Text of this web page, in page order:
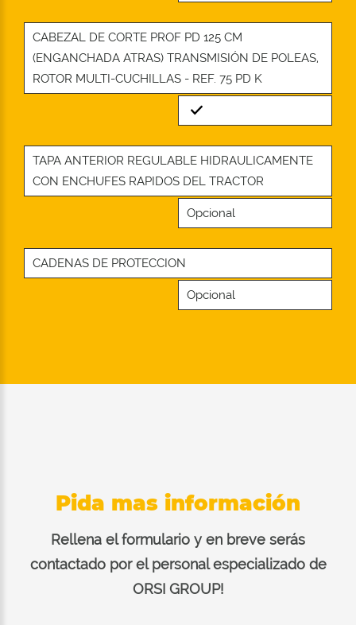
CABEZAL DE CORTE PROF PD 125 CM
(ENGANCHADA ATRAS) TRANSMISIÓN DE POLEAS,
ROTOR MULTI-CUCHILLAS - REF. 75 PD K
Standard
TAPA ANTERIOR REGULABLE HIDRAULICAMENTE
CON ENCHUFES RAPIDOS DEL TRACTOR
Opcional
CADENAS DE PROTECCION
Opcional
Pida mas información
Rellena el formulario y en breve serás
contactado por el personal especializado de
ORSI GROUP!